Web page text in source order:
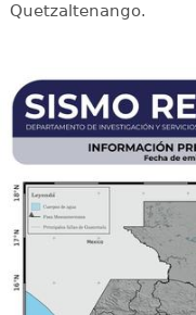
Quetzaltenango.